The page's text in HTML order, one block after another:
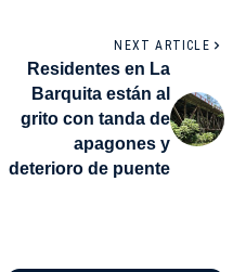
NEXT ARTICLE
Residentes en La
Barquita están al
grito con tanda de
apagones y
deterioro de puente